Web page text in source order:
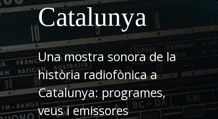
Catalunya
Una mostra sonora de la
història radiofònica a
Catalunya: programes,
veus i emissores